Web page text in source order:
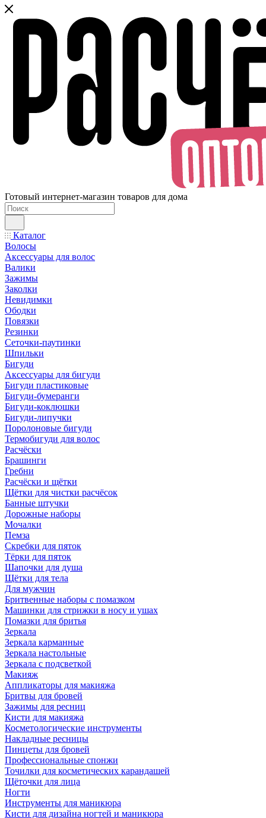
Готовый интернет-магазин товаров для дома
Каталог
Волосы
Аксессуары для волос
Валики
Зажимы
Заколки
Невидимки
Ободки
Повязки
Резинки
Сеточки-паутинки
Шпильки
Бигуди
Аксессуары для бигуди
Бигуди пластиковые
Бигуди-бумеранги
Бигуди-коклюшки
Бигуди-липучки
Поролоновые бигуди
Термобигуди для волос
Расчёски
Брашинги
Гребни
Расчёски и щётки
Щётки для чистки расчёсок
Банные штучки
Дорожные наборы
Мочалки
Пемза
Скребки для пяток
Тёрки для пяток
Шапочки для душа
Щётки для тела
Для мужчин
Бритвенные наборы с помазком
Машинки для стрижки в носу и ушах
Помазки для бритья
Зеркала
Зеркала карманные
Зеркала настольные
Зеркала с подсветкой
Макияж
Аппликаторы для макияжа
Бритвы для бровей
Зажимы для ресниц
Кисти для макияжа
Косметологические инструменты
Накладные ресницы
Пинцеты для бровей
Профессиональные спонжи
Точилки для косметических карандашей
Щёточки для лица
Ногти
Инструменты для маникюра
Кисти для дизайна ногтей и маникюра